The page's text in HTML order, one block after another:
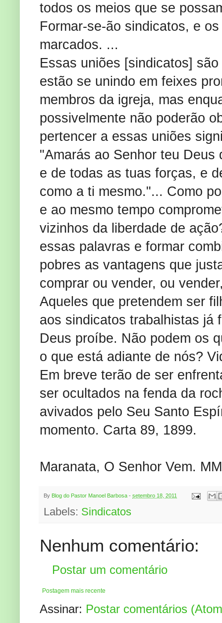
todos os meios que se
Formar-se-ão sindicatos, e
marcados. ...
Essas uniões [sindicatos]
estão se unindo em feixes
membros da igreja, mas
possivelmente não poderão
pertencer a essas uniões
"Amarás ao Senhor teu
e de todas as tuas forças, e
como a ti mesmo."... Como
e ao mesmo tempo
vizinhos da liberdade de
essas palavras e formar
pobres as vantagens que
comprar ou vender, ou
Aqueles que pretendem ser
aos sindicatos trabalhistas já
Deus proíbe. Não podem os
o que está adiante de nós?
Em breve terão de ser
ser ocultados na fenda da
avivados pelo Seu Santo
momento. Carta 89, 1899.
Maranata, O Senhor Vem.
By Blog do Pastor Manoel Barbosa - setembro 18, 2011
Labels: Sindicatos
Nenhum comentário:
Postar um comentário
Postagem mais recente
Assinar: Postar comentários